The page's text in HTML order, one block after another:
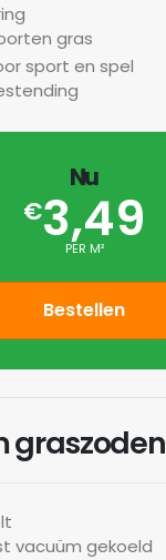
gras
sport en spel
Nu
€3,49
PER M²
Bestellen
graszoden
vacuüm gekoeld